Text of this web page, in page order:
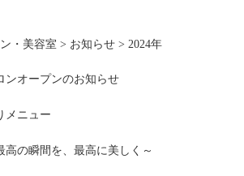
・美容室 > お知らせ > 2024年
ンオープンのお知らせ
メニュー
高の瞬間を、最高に美しく～